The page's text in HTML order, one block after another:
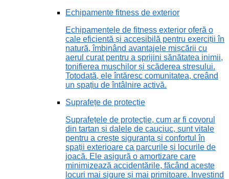
Echipamente fitness de exterior
Echipamentele de fitness exterior oferă o
cale eficientă și accesibilă pentru exerciții în
natură, îmbinând avantajele mișcării cu
aerul curat pentru a sprijini sănătatea inimii,
tonifierea mușchilor și scăderea stresului.
Totodată, ele întăresc comunitatea, creând
un spațiu de întâlnire activă.
Suprafețe de protecție
Suprafețele de protecție, cum ar fi covorul
din tartan și dalele de cauciuc, sunt vitale
pentru a crește siguranța și confortul în
spații exterioare ca parcurile și locurile de
joacă. Ele asigură o amortizare care
minimizează accidentările, făcând aceste
locuri mai sigure și mai primitoare. Investind